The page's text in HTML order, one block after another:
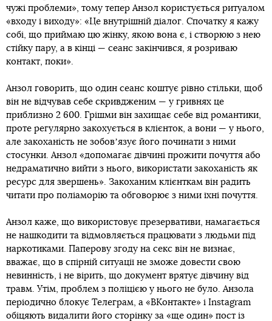
чужі проблеми», тому тепер Анзол користується ритуалом
«входу і виходу»: «Це внутрішній діалог. Спочатку я кажу
собі, що приймаю цю жінку, якою вона є, і створюю з нею
стійку пару, а в кінці — сеанс закінчився, я розриваю
контакт, поки».
Анзол говорить, що один сеанс коштує рівно стільки, щоб
він не відчував себе скривдженим — у гривнях це
приблизно 2 600. Грішми він захищає себе від романтики,
проте регулярно закохується в клієнток, а вони — у нього,
але закоханість не зобовʼязує його починати з ними
стосунки. Анзол «допомагає дівчині прожити почуття або
недраматично вийти з нього, використати закоханість як
ресурс для звершень». Закоханим клієнткам він радить
читати про поліаморію та обговорює з ними їхні почуття.
Анзол каже, що використовує презервативи, намагається
не нашкодити та відмовляється працювати з людьми під
наркотиками. Паперову згоду на секс він не визнає,
вважає, що в спірній ситуації не зможе довести свою
невинність, і не вірить, що документ врятує дівчину від
травм. Утім, проблем з поліцією у нього не було. Анзола
періодично блокує Телеграм, а «ВКонтакте» і Instagram
обіцяють видалити його сторінку за «ще один» пост із